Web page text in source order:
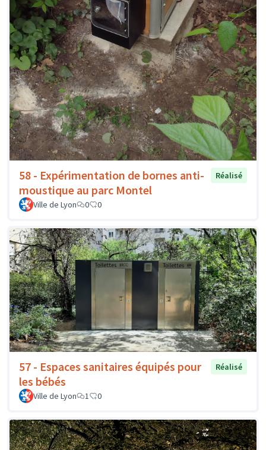
58 - Expérimentation de bornes anti-
moustique au parc Montel
Réalisé
Ville de Lyon 0 0
57 - Espaces sanitaires équipés pour
les bébés
Réalisé
Ville de Lyon 1 0